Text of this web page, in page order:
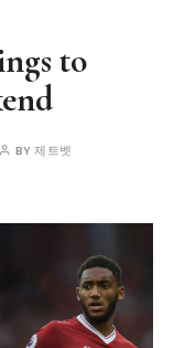
to
BY제트벳